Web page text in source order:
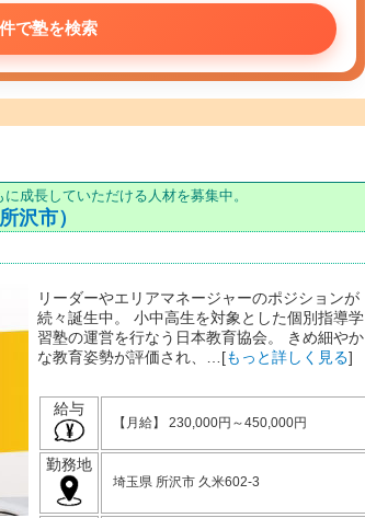
で塾を検索
成長していただける人材を募集中。
沢市）
リーダーやエリアマネージャーのポジションが
続々誕生中。 小中高生を対象とした個別指導学
習塾の運営を行なう日本教育協会。 きめ細やか
な教育姿勢が評価され、…[もっと詳しく見る]
給与
【月給】 230,000円～450,000円
勤務地
埼玉県 所沢市 久米602-3